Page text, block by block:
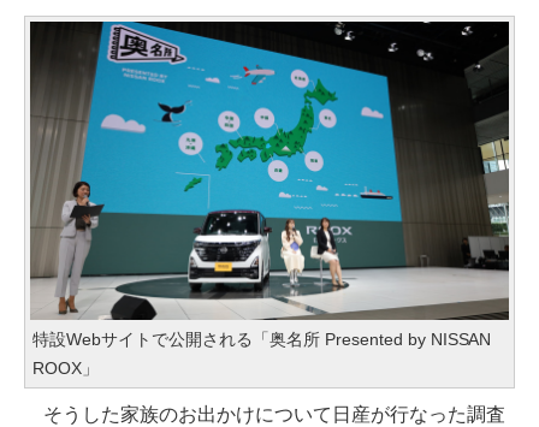
特設Webサイトで公開される「奥名所 Presented by NISSAN
ROOX」
そうした家族のお出かけについて日産が行なった調査